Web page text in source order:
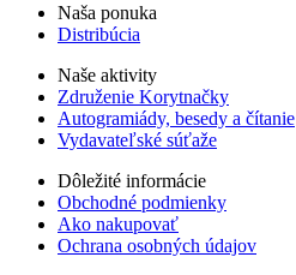
Naša ponuka
Distribúcia
Naše aktivity
Združenie Korytnačky
Autogramiády, besedy a čítanie
Vydavateľské súťaže
Dôležité informácie
Obchodné podmienky
Ako nakupovať
Ochrana osobných údajov